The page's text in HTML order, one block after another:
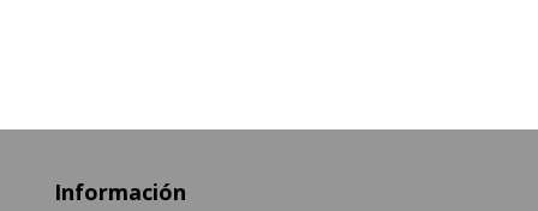
Información